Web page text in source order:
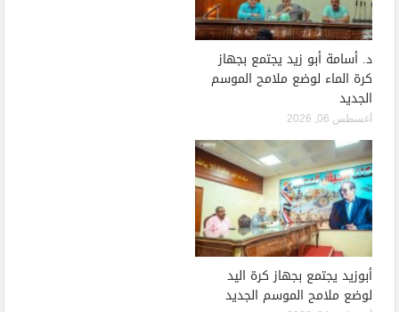
د. أسامة أبو زيد يجتمع بجهاز
كرة الماء لوضع ملامح الموسم
الجديد
أغسطس 06, 2026
أبوزيد يجتمع بجهاز كرة اليد
لوضع ملامح الموسم الجديد